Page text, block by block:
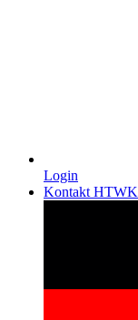
Login
Kontakt HTWK